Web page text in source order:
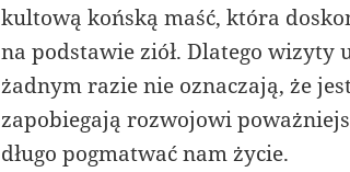
kultową końską maść, która
na podstawie ziół. Dlatego wizyty
żadnym razie nie oznaczają, że
zapobiegają rozwojowi
długo pogmatwać nam życie.